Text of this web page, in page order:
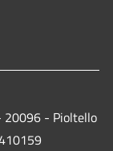
20096 - Pioltello